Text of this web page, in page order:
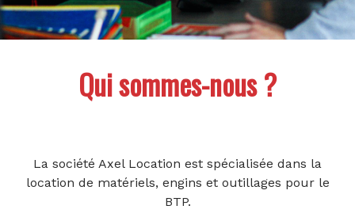
Qui sommes-nous ?
La société Axel Location est spécialisée dans la
location de matériels, engins et outillages pour le
BTP.